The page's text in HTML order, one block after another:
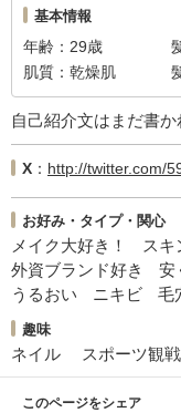
基本情報
年齢 29歳
肌質
乾燥肌
自己紹介文はまだ書
X http://twitter.com/
お好み・タイプ・関心
メイク大好き！ スキ
外資ブランド好き
安
うるおい
ニキビ 毛
趣味
ネイル スポーツ観戦
このページをシェア